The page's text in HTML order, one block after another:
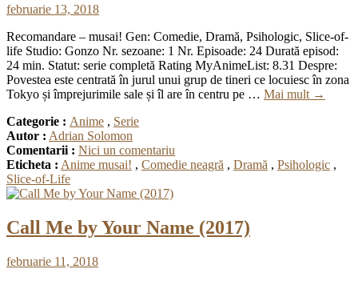
februarie 13, 2018
Recomandare – musai! Gen: Comedie, Dramă, Psihologic, Slice-of-
life Studio: Gonzo Nr. sezoane: 1 Nr. Episoade: 24 Durată episod:
24 min. Statut: serie completă Rating MyAnimeList: 8.31 Despre:
Povestea este centrată în jurul unui grup de tineri ce locuiesc în zona
Tokyo și împrejurimile sale și îl are în centru pe … Mai mult →
Categorie : Anime , Serie
Autor : Adrian Solomon
Comentarii : Nici un comentariu
Eticheta : Anime musai! , Comedie neagră , Dramă , Psihologic ,
Slice-of-Life
Call Me by Your Name (2017)
februarie 11, 2018